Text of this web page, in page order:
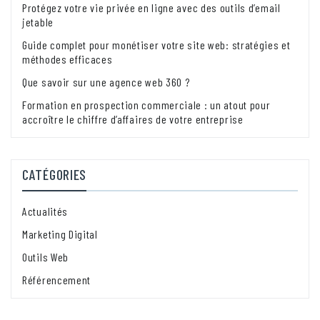
Protégez votre vie privée en ligne avec des outils d’email
jetable
Guide complet pour monétiser votre site web: stratégies et
méthodes efficaces
Que savoir sur une agence web 360 ?
Formation en prospection commerciale : un atout pour
accroître le chiffre d’affaires de votre entreprise
CATÉGORIES
Actualités
Marketing Digital
Outils Web
Référencement